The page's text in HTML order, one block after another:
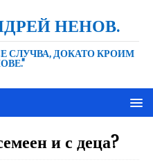
НЕНОВ.
СЛУЧВА, ДОКАТО КРОИМ
и с деца?